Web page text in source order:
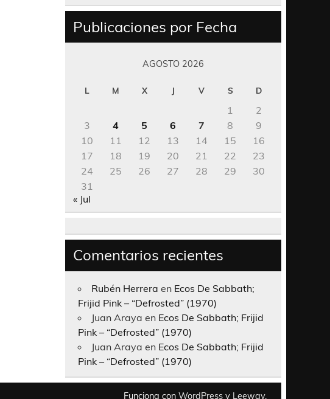
Publicaciones por Fecha
AGOSTO 2026
L M X J V S D
1
2
3
4 5 6 7 8
9
10
11 12 13 14 15
16
17
18 19 20 21 22
23
24
25 26 27 28 29
30
31
« Jul
Comentarios recientes
Rubén Herrera en Ecos De Sabbath;
Frijid Pink – “Defrosted” (1970)
Juan Araya en Ecos De Sabbath; Frijid
Pink – “Defrosted” (1970)
Juan Araya en Ecos De Sabbath; Frijid
Pink – “Defrosted” (1970)
Funciona con WordPress y Leeway.